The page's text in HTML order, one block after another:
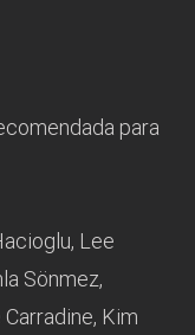
para
Lee
Sönmez,
Kim